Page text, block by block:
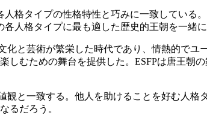
格タイプの性格特性と巧みに一致している
人格タイプに最も適した歴史的王朝を一緒に
化と芸術が繁栄した時代であり、情熱的でユ
むための舞台を提供した。ESFPは唐王朝
観と一致する。他人を助けることを好む人
るだろう。